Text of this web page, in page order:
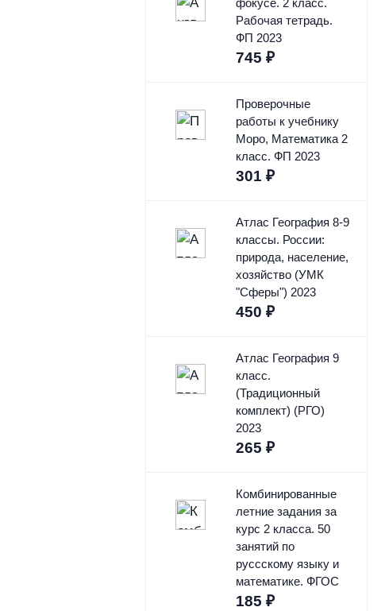
фокусе. 2 класс.
Рабочая тетрадь.
ФП 2023
745 ₽
Проверочные
работы к учебнику
Моро, Математика 2
класс. ФП 2023
301 ₽
Атлас География 8-9
классы. России:
природа, население,
хозяйство (УМК
"Сферы") 2023
450 ₽
Атлас География 9
класс.
(Традиционный
комплект) (РГО)
2023
265 ₽
Комбинированные
летние задания за
курс 2 класса. 50
занятий по
руссскому языку и
математике. ФГОС
185 ₽